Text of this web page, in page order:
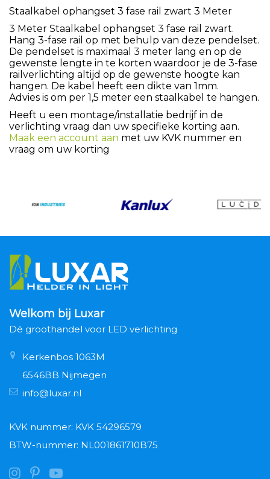
Staalkabel ophangset 3 fase rail zwart 3 Meter
3 Meter Staalkabel ophangset 3 fase rail zwart.
Hang 3-fase rail op met behulp van deze pendelset.
De pendelset is maximaal 3 meter lang en op de
gewenste lengte in te korten waardoor je de 3-fase
railverlichting altijd op de gewenste hoogte kan
hangen. De kabel heeft een dikte van 1mm.
Advies is om per 1,5 meter een staalkabel te hangen.
Heeft u een montage/installatie bedrijf in de
verlichting vraag dan uw specifieke korting aan.
Maak een account aan met uw KVK nummer en
vraag om uw korting
Welkom bij Luxar
Dé groothandel voor LED verlichting
Kerkenbos 1063M
6546BB Nijmegen
info@luxar.nl
KVK nummer: KVK 54296579
BTW-nummer: NL001861710B75